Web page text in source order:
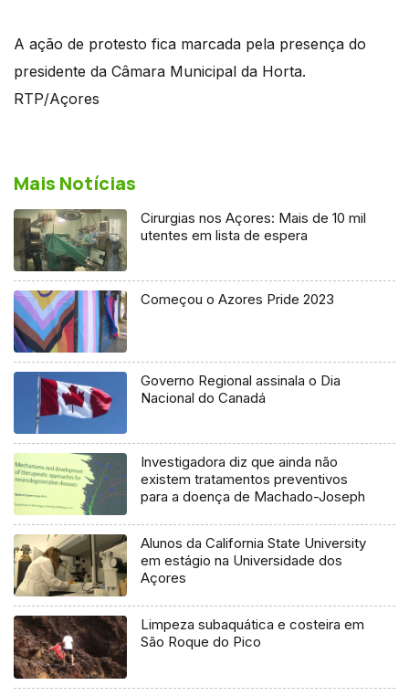
A ação de protesto fica marcada pela presença do
presidente da Câmara Municipal da Horta.
RTP/Açores
Mais Notícias
Cirurgias nos Açores: Mais de 10 mil
utentes em lista de espera
Começou o Azores Pride 2023
Governo Regional assinala o Dia
Nacional do Canadá
Investigadora diz que ainda não
existem tratamentos preventivos
para a doença de Machado-Joseph
Alunos da California State University
em estágio na Universidade dos
Açores
Limpeza subaquática e costeira em
São Roque do Pico